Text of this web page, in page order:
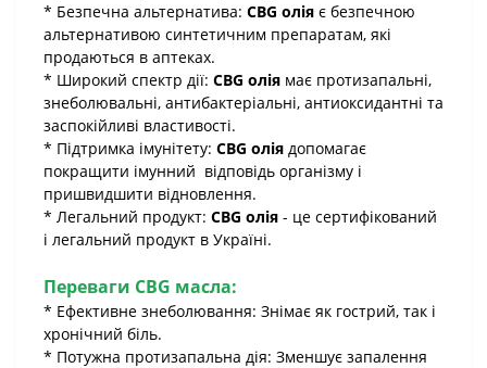
* Безпечна альтернатива: CBG олія є безпечною
альтернативою синтетичним препаратам, які
продаються в аптеках.
* Широкий спектр дії: CBG олія має протизапальні,
знеболювальні, антибактеріальні, антиоксидантні та
заспокійливі властивості.
* Підтримка імунітету: CBG олія допомагає
покращити імунний відповідь організму і
пришвидшити відновлення.
* Легальний продукт: CBG олія - це сертифікований
і легальний продукт в Україні.
Переваги CBG масла:
* Ефективне знеболювання: Знімає як гострий, так і
хронічний біль.
* Потужна протизапальна дія: Зменшує запалення